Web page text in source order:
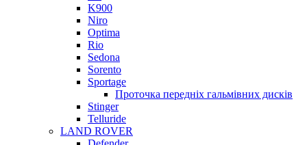
K900
Niro
Optima
Rio
Sedona
Sorento
Sportage
Проточка передніх гальмівних дисків
Stinger
Telluride
LAND ROVER